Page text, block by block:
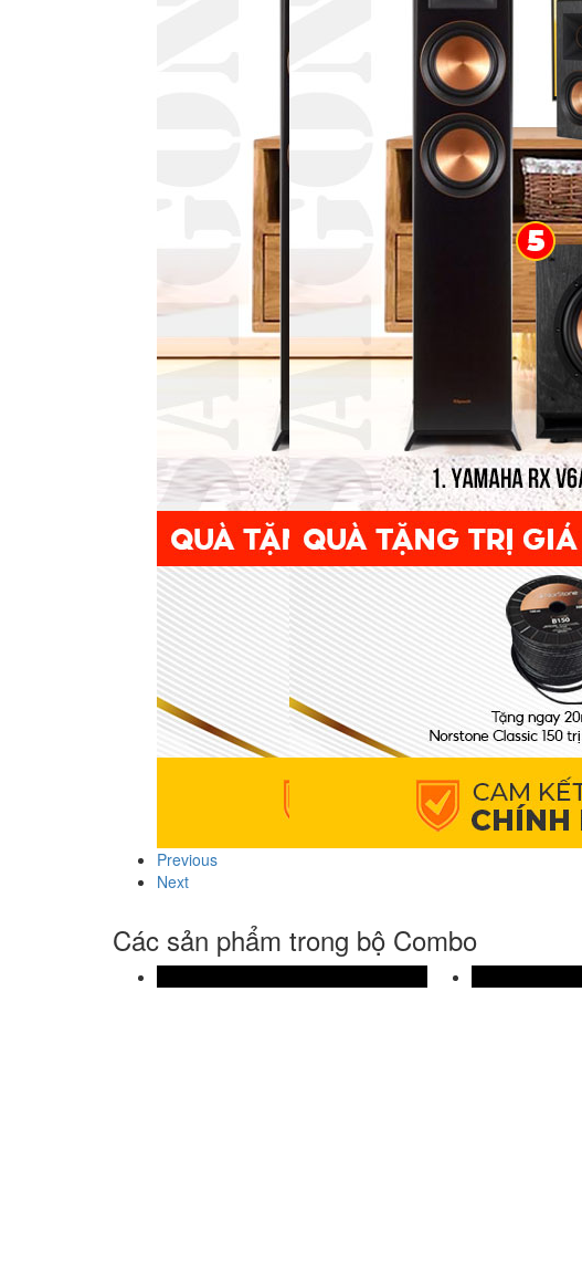
Previous
Next
Các sản phẩm trong bộ Combo